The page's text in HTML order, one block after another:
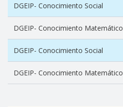
DGEIP- Conocimiento Social
DGEIP- Conocimiento Matemático
DGEIP- Conocimiento Social
DGEIP- Conocimiento Matemático